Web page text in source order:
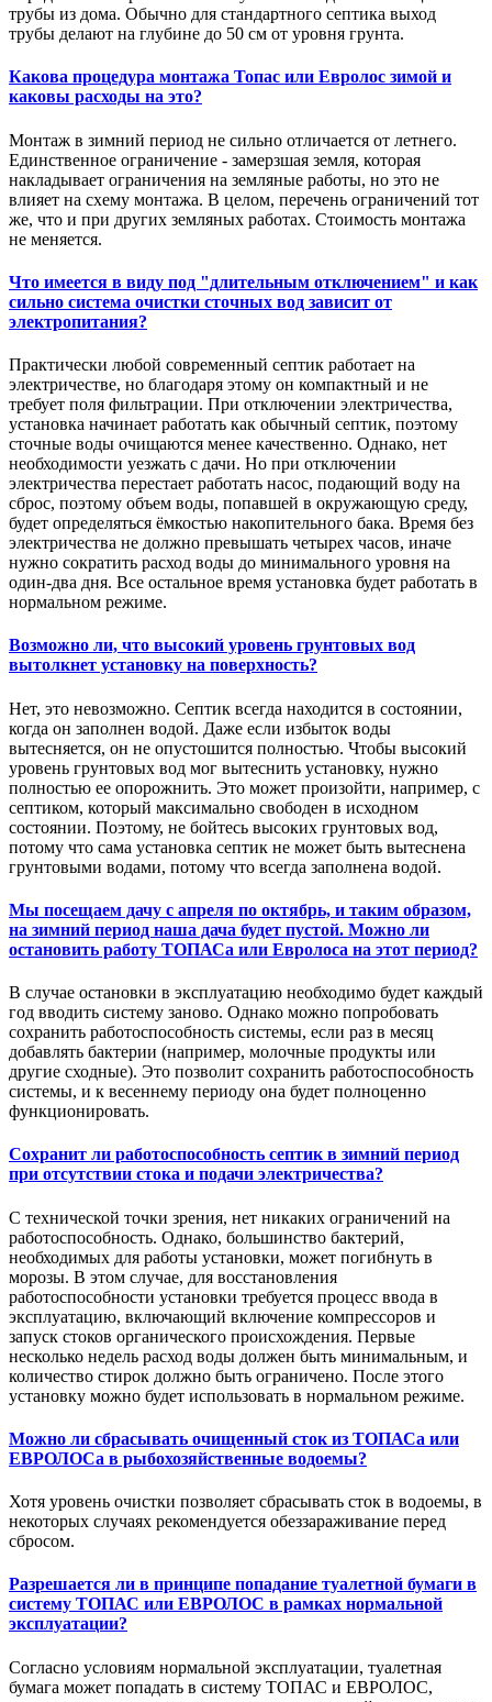
трубы из дома. Обычно для стандартного септика выход
трубы делают на глубине до 50 см от уровня грунта.
Какова процедура монтажа Топас или Евролос зимой и
каковы расходы на это?
Монтаж в зимний период не сильно отличается от летнего.
Единственное ограничение - замерзшая земля, которая
накладывает ограничения на земляные работы, но это не
влияет на схему монтажа. В целом, перечень ограничений тот
же, что и при других земляных работах. Стоимость монтажа
не меняется.
Что имеется в виду под "длительным отключением" и как
сильно система очистки сточных вод зависит от
электропитания?
Практически любой современный септик работает на
электричестве, но благодаря этому он компактный и не
требует поля фильтрации. При отключении электричества,
установка начинает работать как обычный септик, поэтому
сточные воды очищаются менее качественно. Однако, нет
необходимости уезжать с дачи. Но при отключении
электричества перестает работать насос, подающий воду на
сброс, поэтому объем воды, попавшей в окружающую среду,
будет определяться ёмкостью накопительного бака. Время без
электричества не должно превышать четырех часов, иначе
нужно сократить расход воды до минимального уровня на
один-два дня. Все остальное время установка будет работать в
нормальном режиме.
Возможно ли, что высокий уровень грунтовых вод
вытолкнет установку на поверхность?
Нет, это невозможно. Септик всегда находится в состоянии,
когда он заполнен водой. Даже если избыток воды
вытесняется, он не опустошится полностью. Чтобы высокий
уровень грунтовых вод мог вытеснить установку, нужно
полностью ее опорожнить. Это может произойти, например, с
септиком, который максимально свободен в исходном
состоянии. Поэтому, не бойтесь высоких грунтовых вод,
потому что сама установка септик не может быть вытеснена
грунтовыми водами, потому что всегда заполнена водой.
Мы посещаем дачу с апреля по октябрь, и таким образом,
на зимний период наша дача будет пустой. Можно ли
остановить работу ТОПАСа или Евролоса на этот период?
В случае остановки в эксплуатацию необходимо будет каждый
год вводить систему заново. Однако можно попробовать
сохранить работоспособность системы, если раз в месяц
добавлять бактерии (например, молочные продукты или
другие сходные). Это позволит сохранить работоспособность
системы, и к весеннему периоду она будет полноценно
функционировать.
Сохранит ли работоспособность септик в зимний период
при отсутствии стока и подачи электричества?
С технической точки зрения, нет никаких ограничений на
работоспособность. Однако, большинство бактерий,
необходимых для работы установки, может погибнуть в
морозы. В этом случае, для восстановления
работоспособности установки требуется процесс ввода в
эксплуатацию, включающий включение компрессоров и
запуск стоков органического происхождения. Первые
несколько недель расход воды должен быть минимальным, и
количество стирок должно быть ограничено. После этого
установку можно будет использовать в нормальном режиме.
Можно ли сбрасывать очищенный сток из ТОПАСа или
ЕВРОЛОСа в рыбохозяйственные водоемы?
Хотя уровень очистки позволяет сбрасывать сток в водоемы, в
некоторых случаях рекомендуется обеззараживание перед
сбросом.
Разрешается ли в принципе попадание туалетной бумаги в
систему ТОПАС или ЕВРОЛОС в рамках нормальной
эксплуатации?
Согласно условиям нормальной эксплуатации, туалетная
бумага может попадать в систему ТОПАС и ЕВРОЛОС,